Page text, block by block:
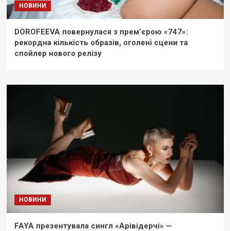
НОВИНИ
DOROFEEVA повернулася з прем’єрою «747»:
рекордна кількість образів, оголені сцени та
спойлер нового релізу
НОВИНИ
FAYA презентувала сингл «Арівідерчі» —